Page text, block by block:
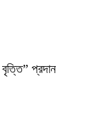
বৃত্তি” প্রদান